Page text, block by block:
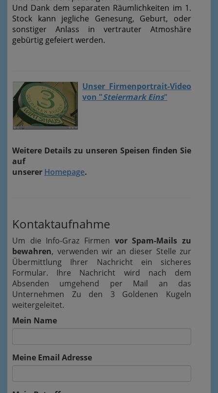
Und Dank dem separaten Räumlichkeiten im 1.
Stock kann jegliche Genesung, Geburt, oder
sonstiger Anlass in vertrauter Atmoshäre
gebürtig gefeiert werden.
Unser Firmenportrait-Video
von "Steiermark Eins"
Weitere Details zu unseren Speisen finden Sie
auf
unserer Homepage.
Kontaktaufnahme
Um die Info-Graz Firmen vor Spam-Mails zu
bewahren, verwenden wir an dieser Stelle zur
Übermittlung Ihrer Nachricht ein sicheres
Formular. Ihre Nachricht wird nach dem
Absenden umgehend per Mail an das
Unternehmen Zu den 3 Goldenen Kugeln
weitergeleitet.
Mein Name
Meine Email Adresse